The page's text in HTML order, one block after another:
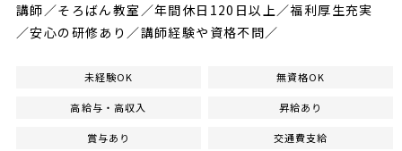
講師／そろばん教室／年間休日120日以上／福利厚生充実
／安心の研修あり／講師経験や資格不問／
未経験OK 無資格OK
高給与・高収入 昇給あり
賞与あり 交通費支給